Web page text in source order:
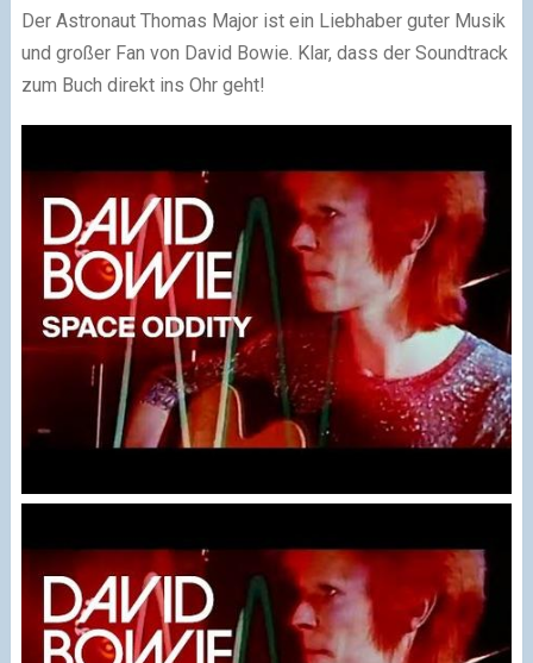
Der Astronaut Thomas Major ist ein Liebhaber guter Musik
und großer Fan von David Bowie. Klar, dass der Soundtrack
zum Buch direkt ins Ohr geht!